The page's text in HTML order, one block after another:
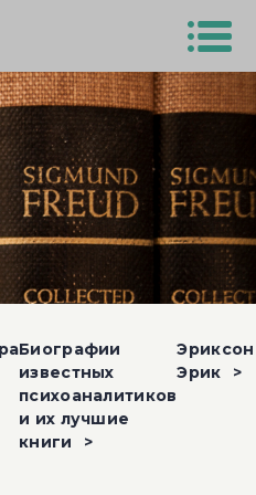
Биографии
известных
психоаналитиков
и их лучшие
книги
Эриксон
Эрик